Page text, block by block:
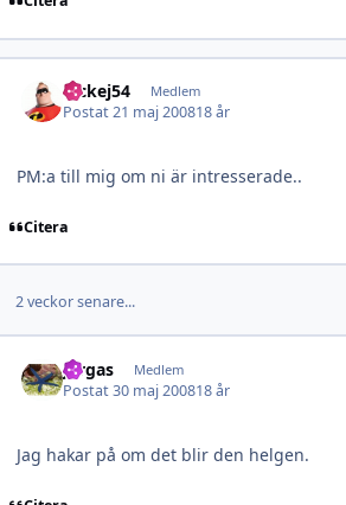
nickej54 Medlem
Postat21 maj 200818 år
PM:a till mig om ni är intresserade..
Citera
2 veckor senare...
jorgas Medlem
Postat30 maj 200818 år
Jag hakar på om det blir den helgen.